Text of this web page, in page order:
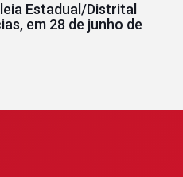
Estadual/Distrital
em 28 de junho de